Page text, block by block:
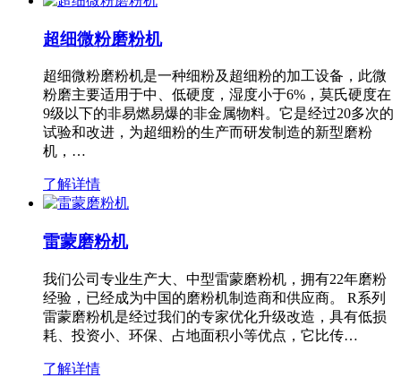
超细微粉磨粉机
超细微粉磨粉机是一种细粉及超细粉的加工设备，此微
粉磨主要适用于中、低硬度，湿度小于6%，莫氏硬度在
9级以下的非易燃易爆的非金属物料。它是经过20多次的
试验和改进，为超细粉的生产而研发制造的新型磨粉
机，…
了解详情
雷蒙磨粉机
我们公司专业生产大、中型雷蒙磨粉机，拥有22年磨粉
经验，已经成为中国的磨粉机制造商和供应商。 R系列
雷蒙磨粉机是经过我们的专家优化升级改造，具有低损
耗、投资小、环保、占地面积小等优点，它比传…
了解详情